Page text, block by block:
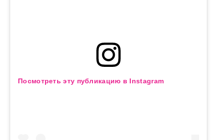
Посмотреть эту публикацию в Instagram